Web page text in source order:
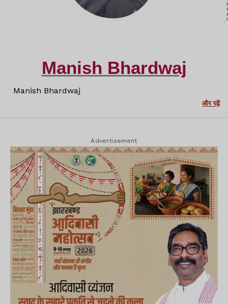
Manish Bhardwaj
Manish Bhardwaj
और पढ़ें
Advertisement